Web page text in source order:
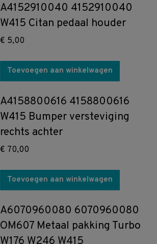
A4152910040 4152910040
W415 Citan pedaal houder
€ 5,00
Toevoegen aan winkelwagen
A4158800616 4158800616
W415 Bumper versteviging
rechts achter
€ 70,00
Toevoegen aan winkelwagen
A6070960080 6070960080
OM607 Metaal pakking Turbo
W176 W246 W415